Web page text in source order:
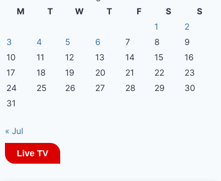
M
T W T F S
S
1
2
3
4 5 6 7 8
9
10
11 12 13 14 15
16
17
18 19 20 21 22
23
24
25 26 27 28 29
30
31
« Jul
Live TV